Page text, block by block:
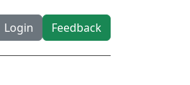
Login Feedback